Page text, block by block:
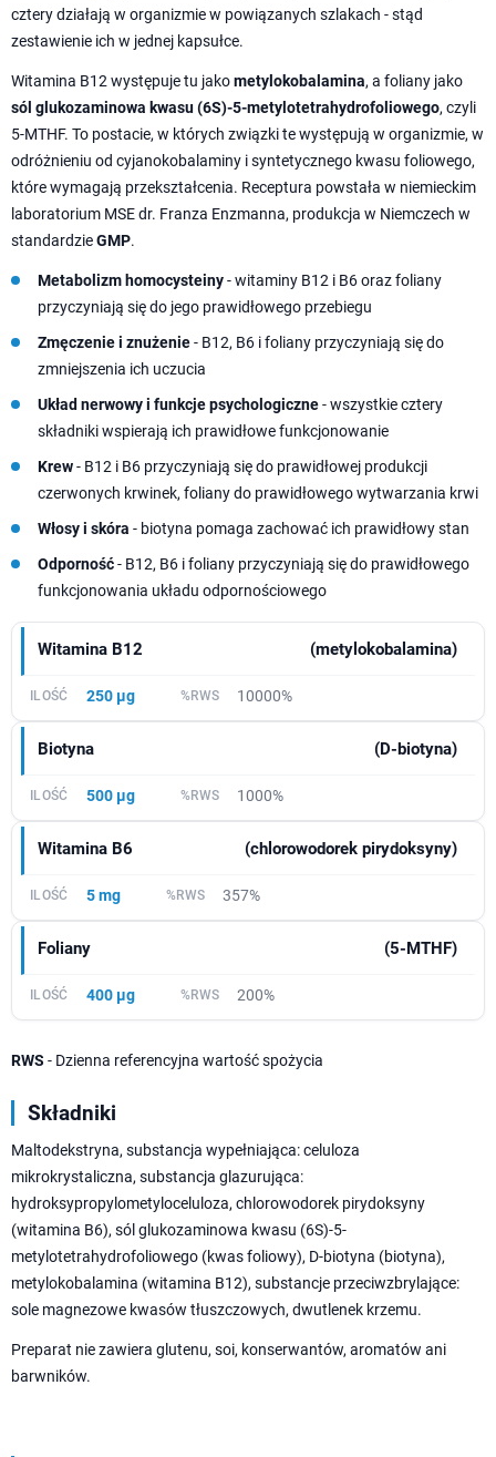
cztery działają w organizmie w powiązanych szlakach - stąd
zestawienie ich w jednej kapsułce.
Witamina B12 występuje tu jakometylokobalamina, a foliany jako
sól glukozaminowa kwasu (6S)-5-metylotetrahydrofoliowego, czyli
5-MTHF. To postacie, w których związki te występują w organizmie, w
odróżnieniu od cyjanokobalaminy i syntetycznego kwasu foliowego,
które wymagają przekształcenia. Receptura powstała w niemieckim
laboratorium MSE dr. Franza Enzmanna, produkcja w Niemczech w
standardzieGMP.
Metabolizm homocysteiny- witaminy B12 i B6 oraz foliany
przyczyniają się do jego prawidłowego przebiegu
Zmęczenie i znużenie- B12, B6 i foliany przyczyniają się do
zmniejszenia ich uczucia
Układ nerwowy i funkcje psychologiczne- wszystkie cztery
składniki wspierają ich prawidłowe funkcjonowanie
Krew- B12 i B6 przyczyniają się do prawidłowej produkcji
czerwonych krwinek, foliany do prawidłowego wytwarzania krwi
Włosy i skóra - biotyna pomaga zachować ich prawidłowy stan
Odporność- B12, B6 i foliany przyczyniają się do prawidłowego
funkcjonowania układu odpornościowego
Witamina B12 (metylokobalamina)
250 µg 10000%
Biotyna (D-biotyna)
500 µg 1000%
Witamina B6 (chlorowodorek pirydoksyny)
5 mg 357%
Foliany (5-MTHF)
400 µg 200%
RWS - Dzienna referencyjna wartość spożycia
Składniki
Maltodekstryna, substancja wypełniająca: celuloza
mikrokrystaliczna, substancja glazurująca:
hydroksypropylometyloceluloza, chlorowodorek pirydoksyny
(witamina B6), sól glukozaminowa kwasu (6S)-5-
metylotetrahydrofoliowego (kwas foliowy), D-biotyna (biotyna),
metylokobalamina (witamina B12), substancje przeciwzbrylające:
sole magnezowe kwasów tłuszczowych, dwutlenek krzemu.
Preparat nie zawiera glutenu, soi, konserwantów, aromatów ani
barwników.